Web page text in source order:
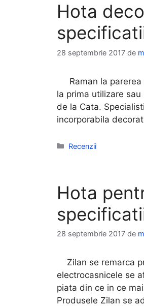
Hota
28 septembrie 2017 de
Raman la parerea
la prima utilizare
de la Cata.
incorporabila
Categorii
Recenzii
Hota
28 septembrie 2017 de
Zilan se remarca
electrocasnicele se
piata din ce in ce
Produsele Zilan se